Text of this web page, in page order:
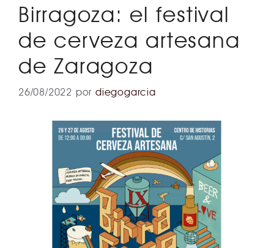
Birragoza: el festival
de cerveza artesana
de Zaragoza
26/08/2022 pordiegogarcia